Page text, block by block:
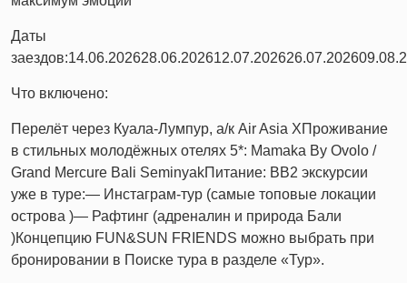
Даты
заездов:14.06.202628.06.202612.07.202626.07.2026
Что включено:
Перелёт через Куала-Лумпур, а/к Air Asia XПроживание
в стильных молодёжных отелях 5*: Mamaka By Ovolo /
Grand Mercure Bali SeminyakПитание: ВВ2 экскурсии
уже в туре:— Инстаграм-тур (самые топовые локации
острова )— Рафтинг (адреналин и природа Бали
)Концепцию FUN&SUN FRIENDS можно выбрать при
бронировании в Поиске тура в разделе «Тур».